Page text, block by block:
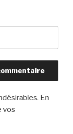
En
vos